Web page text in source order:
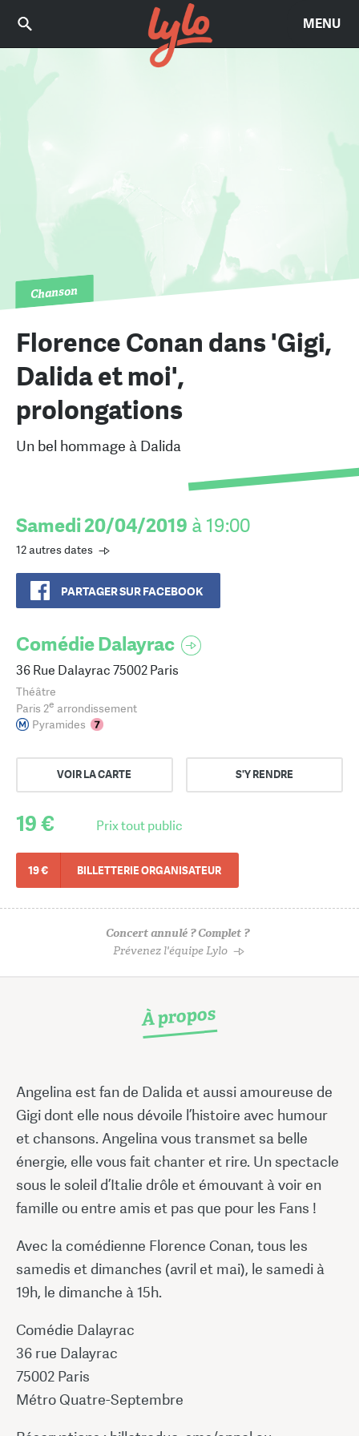
MENU
Chanson
Florence Conan dans 'Gigi,
Dalida et moi',
prolongations
Un bel hommage à Dalida
Samedi 20/04/2019 à 19:00
12 autres dates
PARTAGER SUR FACEBOOK
Comédie Dalayrac
36 Rue Dalayrac 75002 Paris
Théâtre
Paris 2e arrondissement
Pyramides
VOIR LA CARTE S'Y RENDRE
19 € Prix tout public
19 € BILLETTERIE ORGANISATEUR
Concert annulé ? Complet ?
Prévenez l'équipe Lylo
À propos
Angelina est fan de Dalida et aussi amoureuse de
Gigi dont elle nous dévoile l’histoire avec humour
et chansons. Angelina vous transmet sa belle
énergie, elle vous fait chanter et rire. Un spectacle
sous le soleil d’Italie drôle et émouvant à voir en
famille ou entre amis et pas que pour les Fans !
Avec la comédienne Florence Conan, tous les
samedis et dimanches (avril et mai), le samedi à
19h, le dimanche à 15h.
Comédie Dalayrac
36 rue Dalayrac
75002 Paris
Métro Quatre-Septembre